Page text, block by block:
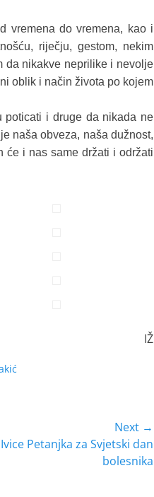
vremena do vremena, kao i
riječju, gestom, nekim
da nikakve neprilike i nevolje
oblik i način života po kojem
poticati i druge da nikada ne
naša obveza, naša dužnost,
će i nas same držati i održati
IŽ
Next →
Petanjka za Svjetski dan
bolesnika